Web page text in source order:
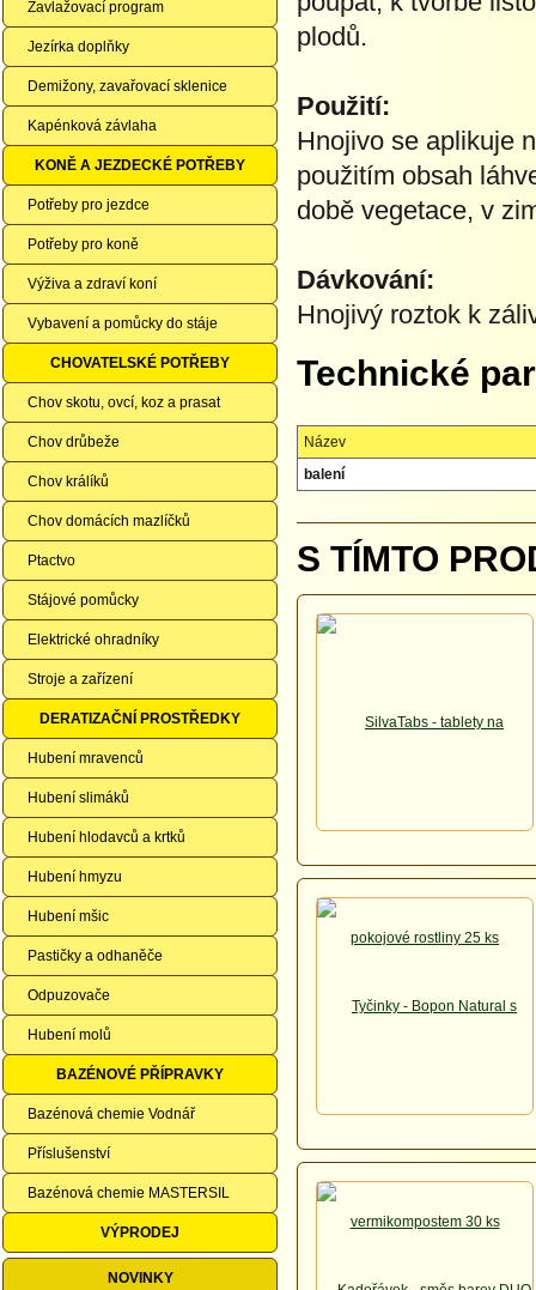
Zavlažovací program
Jezírka doplňky
Demižony, zavařovací sklenice
Kapénková závlaha
KONĚ A JEZDECKÉ POTŘEBY
Potřeby pro jezdce
Potřeby pro koně
Výživa a zdraví koní
Vybavení a pomůcky do stáje
CHOVATELSKÉ POTŘEBY
Chov skotu, ovcí, koz a prasat
Chov drůbeže
Chov králíků
Chov domácích mazlíčků
Ptactvo
Stájové pomůcky
Elektrické ohradníky
Stroje a zařízení
DERATIZAČNÍ PROSTŘEDKY
Hubení mravenců
Hubení slimáků
Hubení hlodavců a krtků
Hubení hmyzu
Hubení mšic
Pastičky a odhaněče
Odpuzovače
Hubení molů
BAZÉNOVÉ PŘÍPRAVKY
Bazénová chemie Vodnář
Příslušenství
Bazénová chemie MASTERSIL
VÝPRODEJ
NOVINKY
plodů.
Použití:
Hnojivo se aplikuje
použitím obsah
době vegetace, v
Dávkování:
Hnojivý roztok k
Technické
Název
balení
S TÍMTO